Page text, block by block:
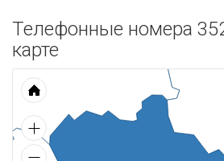
Телефонные номера
карте